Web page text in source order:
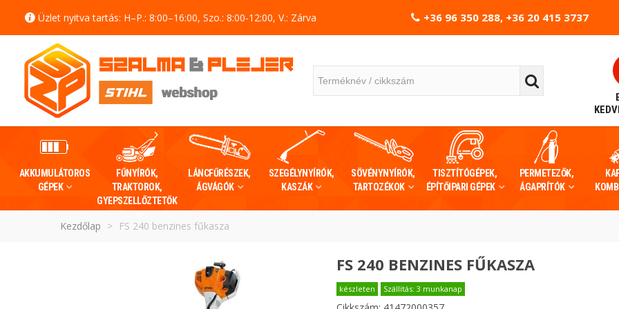
Üzlet nyitva tartás: H–P.: 8:00–16:00, Szo.: 8:00-12:00, V.: Zárva +36 96 350 288, +36 20 415 3737
AKKUMULÁTOROS
GÉPEK
FŰNYÍRÓK,
TRAKTOROK,
GYEPSZELLŐZTETŐK
LÁNCFŰRÉSZEK,
ÁGVÁGÓK
SZEGÉLYNYÍRÓK,
KASZÁK
SÖVÉNYNYÍRÓK,
TARTOZÉKOK
TISZTÍTÓGÉPEK,
ÉPÍTŐIPARI GÉPEK
PERMETEZŐK,
ÁGAPRÍTÓK
Kezdőlap > FS 240 benzines fűkasza
FS 240 BENZINES FŰKASZA
készleten Szállítás: 3 munkanap